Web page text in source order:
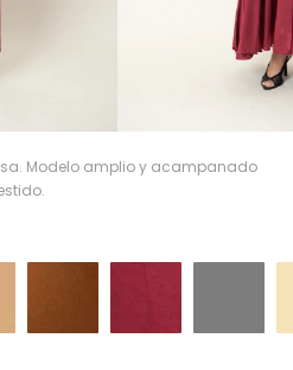
Modelo amplio y acampanado